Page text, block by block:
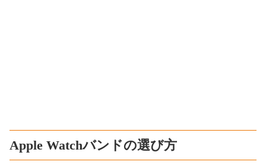
Apple Watchバンドの選び方